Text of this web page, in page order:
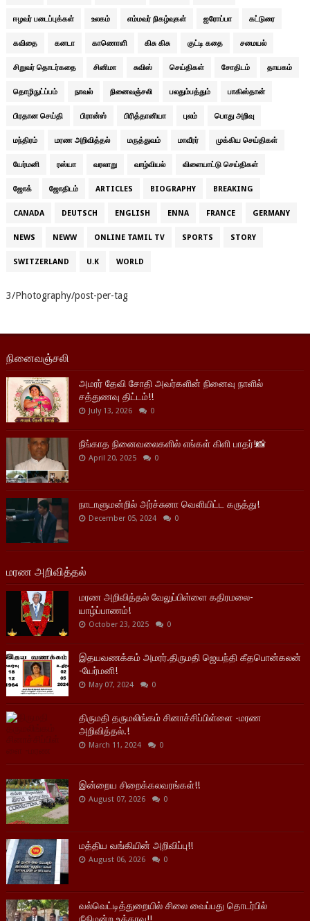
ஈழவர் படைப்புக்கள் உலகம் எம்மவர் நிகழ்வுகள் ஐரோப்பா கட்டுரை
கவிதை கனடா காணொளி கிசு கிசு குட்டி கதை சமையல்
சிறுவர் தொடர்கதை சினிமா சுவிஸ் செய்திகள் சோதிடம் தாயகம்
தொழிநுட்ப்பம் நாவல் நினைவஞ்சலி பலதும்பத்தும் பாகிஸ்தான்
பிரதான செய்தி பிரான்ஸ் பிரித்தானியா புலம் பொது அறிவு
மந்திரம் மரண அறிவித்தல் மருத்துவம் மாவீரர் முக்கிய செய்திகள்
யேர்மனி ரஸ்யா வரலாறு வாழ்வியல் விளையாட்டு செய்திகள்
ஜோக் ஜோதிடம் ARTICLES BIOGRAPHY BREAKING
CANADA DEUTSCH ENGLISH ENNA FRANCE GERMANY
NEWS NEWW ONLINE TAMIL TV SPORTS STORY
SWITZERLAND U.K WORLD
3/Photography/post-per-tag
நினைவஞ்சலி
அமரர் தேவி சோதி அவர்களின் நினைவு நாளில்
சத்துணவு திட்டம்!!
July 13, 2026 0
நீங்காத நினைவலைகளில் எங்கள் கிளி பாதர்!📸
April 20, 2025 0
நாடாளுமன்றில் அர்ச்சுனா வெளியிட்ட கருத்து!
December 05, 2024 0
மரண அறிவித்தல்
மரண அறிவித்தல் வேலுப்பிள்ளை கதிரமலை-
யாழ்ப்பாணம்!
October 23, 2025 0
இதயவணக்கம் அமரர்.திருமதி ஜெயந்தி கீதபொன்கலன்
-யேர்மனி!
May 07, 2024 0
திருமதி தருமலிங்கம் சினாச்சிப்பிள்ளை -மரண
அறிவித்தல்.!
March 11, 2024 0
இன்றைய சிறைக்கலவரங்கள்!!
August 07, 2026 0
மத்திய வங்கியின் அறிவிப்பு!!
August 06, 2026 0
வல்வெட்டித்துறையில் சிலை வைப்பது தொடர்பில்